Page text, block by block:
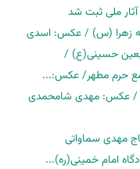
ملی ثبت شد
زهرا (س) / عکس: اسدی
حسینی(ع) /
حرم مطهر/ عکس:...
/ عکس: مهدی شامحمدی
مهدی سماواتی
امام خمینی(ره)...